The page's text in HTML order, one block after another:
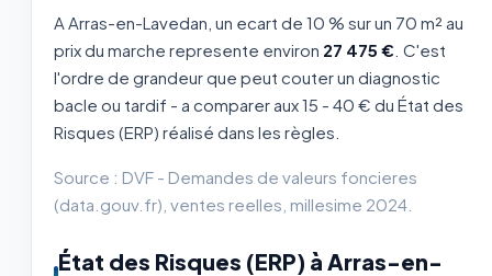
A Arras-en-Lavedan, un ecart de 10 % sur un 70 m² au
prix du marche represente environ 27 475 € . C'est
l'ordre de grandeur que peut couter un diagnostic
bacle ou tardif - a comparer aux 15 - 40 € du État des
Risques (ERP) réalisé dans les règles.
Source : DVF - Demandes de valeurs foncieres
(data.gouv.fr), ventes reelles, millesime 2024.
État des Risques (ERP) à Arras-en-